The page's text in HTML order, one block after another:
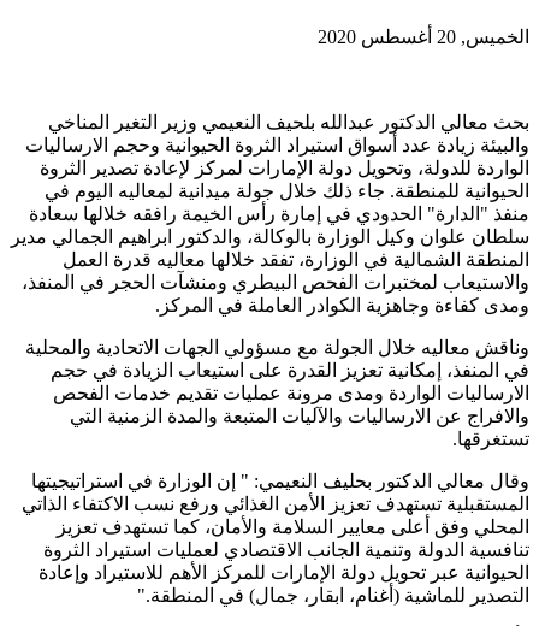
الخميس, 20 أغسطس 2020
بحث معالي الدكتور عبدالله بلحيف النعيمي وزير التغير المناخي
والبيئة زيادة عدد أسواق استيراد الثروة الحيوانية وحجم الارساليات
الواردة للدولة، وتحويل دولة الإمارات لمركز لإعادة تصدير الثروة
الحيوانية للمنطقة. جاء ذلك خلال جولة ميدانية لمعاليه اليوم في
منفذ "الدارة" الحدودي في إمارة رأس الخيمة رافقه خلالها سعادة
سلطان علوان وكيل الوزارة بالوكالة، والدكتور ابراهيم الجمالي مدير
المنطقة الشمالية في الوزارة، تفقد خلالها معاليه قدرة العمل
والاستيعاب لمختبرات الفحص البيطري ومنشآت الحجر في المنفذ،
ومدى كفاءة وجاهزية الكوادر العاملة في المركز.
وناقش معاليه خلال الجولة مع مسؤولي الجهات الاتحادية والمحلية
في المنفذ، إمكانية تعزيز القدرة على استيعاب الزيادة في حجم
الارساليات الواردة ومدى مرونة عمليات تقديم خدمات الفحص
والافراج عن الارساليات والآليات المتبعة والمدة الزمنية التي
تستغرقها.
وقال معالي الدكتور بحليف النعيمي: " إن الوزارة في استراتيجيتها
المستقبلية تستهدف تعزيز الأمن الغذائي ورفع نسب الاكتفاء الذاتي
المحلي وفق أعلى معايير السلامة والأمان، كما تستهدف تعزيز
تنافسية الدولة وتنمية الجانب الاقتصادي لعمليات استيراد الثروة
الحيوانية عبر تحويل دولة الإمارات للمركز الأهم للاستيراد وإعادة
التصدير للماشية (أغنام، ابقار، جمال) في المنطقة."